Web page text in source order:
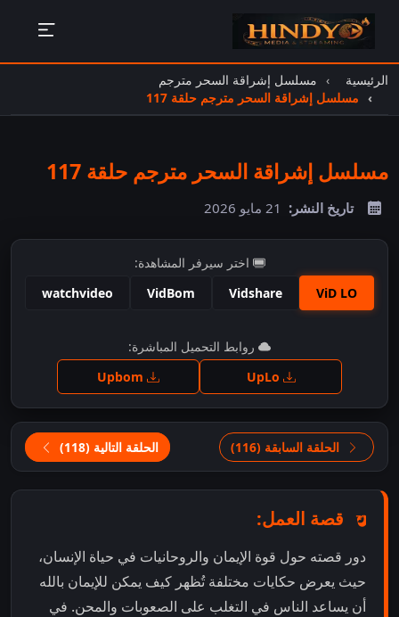
الرئيسية
مسلسل إشراقة السحر مترجم
مسلسل إشراقة السحر مترجم حلقة 117
مسلسل إشراقة السحر مترجم حلقة 117
تاريخ النشر: 21 مايو 2026
اختر سيرفر المشاهدة:
ViD LO
Vidshare
VidBom
watchvideo
اضغط للمشاهدة
روابط التحميل المباشرة:
الحلقة السابقة (116) الحلقة التالية (118)
قصة العمل:
دور قصته حول قوة الإيمان والروحانيات في حياة الإنسان،
حيث يعرض حكايات مختلفة تُظهر كيف يمكن للإيمان بالله
أن يساعد الناس في التغلب على الصعوبات والمحن. في